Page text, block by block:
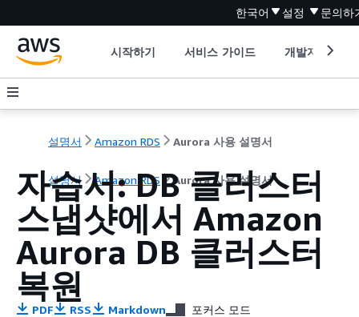
한국어 설정 문의하
시작하기 서비스 가이드 개발자 도구
설명서 Amazon RDS Aurora 사용 설명서
설명서 Amazon RDS Aurora 사용 설명서
자습서: DB 클러스터
스냅샷에서 Amazon
Aurora DB 클러스터
복원
PDF RSS Markdown 포커스 모드